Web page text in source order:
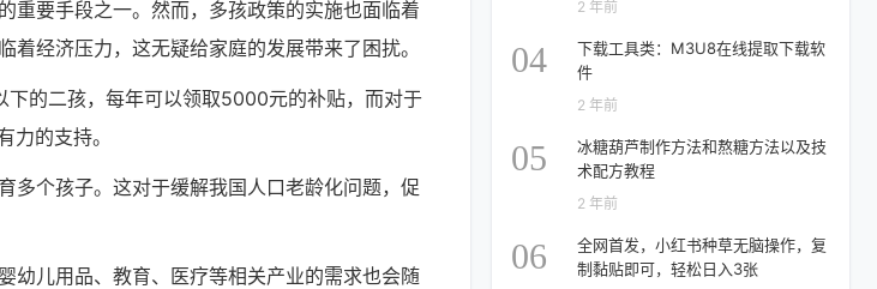
重要手段之一。然而，多孩政策的实施也面临着
经济压力，这无疑给家庭的发展带来了困扰。
的二孩，每年可以领取5000元的补贴，而对于
的支持。
多个孩子。这对于缓解我国人口老龄化问题，促
幼儿用品、教育、医疗等相关产业的需求也会随
2 年前
04
下载工具类：M3U8在线提取下载软
件
2 年前
05
冰糖葫芦制作方法和熬糖方法以及技
术配方教程
2 年前
06
全网首发，小红书种草无脑操作，复
制黏贴即可，轻松日入3张